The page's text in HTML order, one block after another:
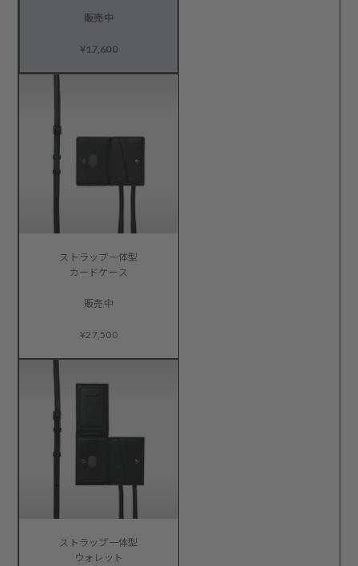
販売中
¥17,600
ストラップ一体型
カードケース
販売中
¥27,500
ストラップ一体型
ウォレット